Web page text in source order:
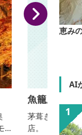
魚籠屋
茅葺き屋根が
店。 【お
恵み
AI